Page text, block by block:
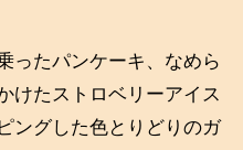
ったパンケーキ、なめら
けたストロベリーアイス
ングした色とりどりのガ